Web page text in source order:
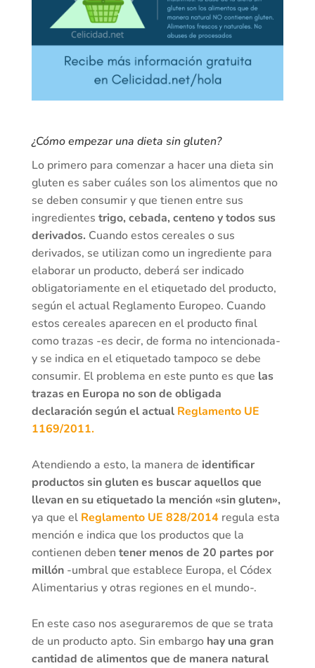
¿Cómo empezar una dieta sin gluten?
Lo primero para comenzar a hacer una dieta sin
gluten es saber cuáles son los alimentos que no
se deben consumir y que tienen entre sus
ingredientes trigo, cebada, centeno y todos sus
derivados. Cuando estos cereales o sus
derivados, se utilizan como un ingrediente para
elaborar un producto, deberá ser indicado
obligatoriamente en el etiquetado del producto,
según el actual Reglamento Europeo. Cuando
estos cereales aparecen en el producto final
como trazas -es decir, de forma no intencionada-
y se indica en el etiquetado tampoco se debe
consumir. El problema en este punto es que las
trazas en Europa no son de obligada
declaración según el actualReglamento UE
1169/2011.
Atendiendo a esto, la manera de identificar
productos sin gluten es buscar aquellos que
llevan en su etiquetado la mención «sin gluten»,
ya que el Reglamento UE 828/2014regula esta
mención e indica que los productos que la
contienen deben tener menos de 20 partes por
millón-umbral que establece Europa, el Códex
Alimentarius y otras regiones en el mundo-.
En este caso nos aseguraremos de que se trata
de un producto apto. Sin embargo hay una gran
cantidad de alimentos que de manera natural